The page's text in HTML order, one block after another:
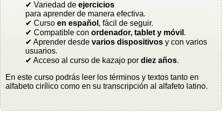
✔ Variedad de ejercicios
para aprender de manera efectiva.
✔ Curso en español , fácil de seguir.
✔ Compatible con ordenador, tablet y móvil .
✔ Aprender desde varios dispositivos y con varios
usuarios.
✔ Acceso al curso de kazajo por diez años.
En este curso podrás leer los términos y textos tanto en
alfabeto cirílico como en su transcripción al alfafeto latino.